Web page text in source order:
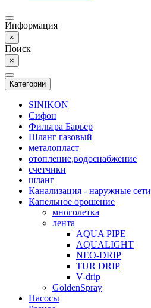
Информация
×
Поиск
×
Категории
SINIKON
Сифон
Фильтра Барьер
Шланг газовый
металопласт
отопление,водоснабжение
счетчики
шланг
Канализация - наружные сети
Капельное орошение
многолетка
лента
AQUA PIPE
AQUALIGHT
NEO-DRIP
TUR DRIP
V-drip
GoldenSpray
Насосы